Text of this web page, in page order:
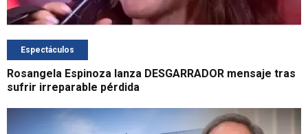
Espectáculos
Rosangela Espinoza lanza DESGARRADOR mensaje tras
sufrir irreparable pérdida